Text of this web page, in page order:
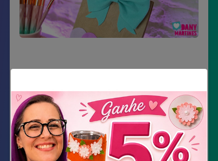
Material Necessário
Sacola de papel kraft
Feltro verde água, lilás e roxo
Cola quente